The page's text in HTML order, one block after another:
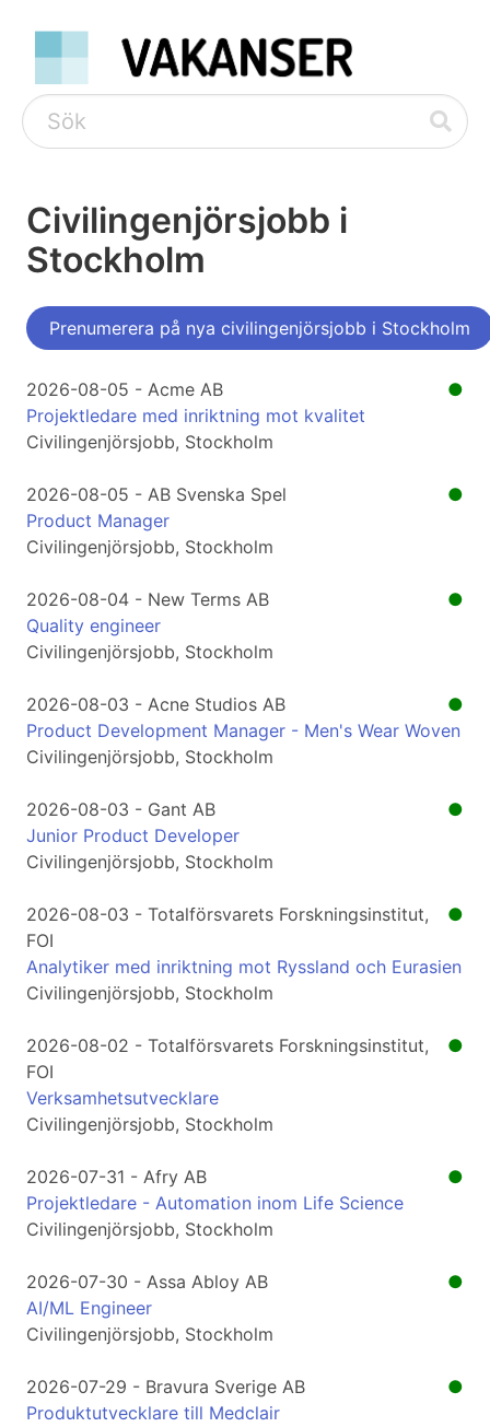
Civilingenjörsjobb i
Stockholm
Prenumerera på nya civilingenjörsjobb i Stockholm
●
2026-08-05 - Acme AB
Projektledare med inriktning mot kvalitet
Civilingenjörsjobb, Stockholm
●
2026-08-05 - AB Svenska Spel
Product Manager
Civilingenjörsjobb, Stockholm
●
2026-08-04 - New Terms AB
Quality engineer
Civilingenjörsjobb, Stockholm
●
2026-08-03 - Acne Studios AB
Product Development Manager - Men's Wear Woven
Civilingenjörsjobb, Stockholm
●
2026-08-03 - Gant AB
Junior Product Developer
Civilingenjörsjobb, Stockholm
●
2026-08-03 - Totalförsvarets Forskningsinstitut,
FOI
Analytiker med inriktning mot Ryssland och Eurasien
Civilingenjörsjobb, Stockholm
●
2026-08-02 - Totalförsvarets Forskningsinstitut,
FOI
Verksamhetsutvecklare
Civilingenjörsjobb, Stockholm
●
2026-07-31 - Afry AB
Projektledare - Automation inom Life Science
Civilingenjörsjobb, Stockholm
●
2026-07-30 - Assa Abloy AB
AI/ML Engineer
Civilingenjörsjobb, Stockholm
●
2026-07-29 - Bravura Sverige AB
Produktutvecklare till Medclair